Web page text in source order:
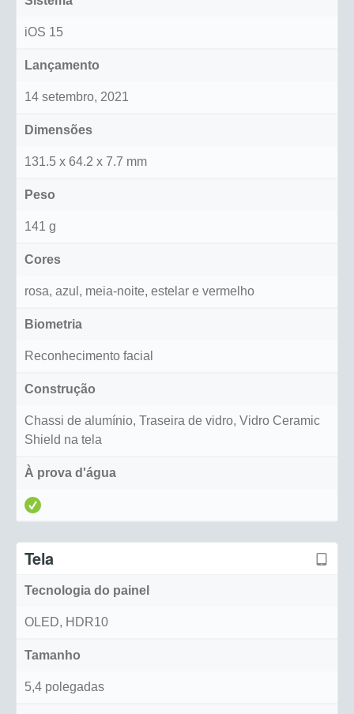
iOS 15
Lançamento
14 setembro, 2021
Dimensões
131.5 x 64.2 x 7.7 mm
Peso
141 g
Cores
rosa, azul, meia-noite, estelar e vermelho
Biometria
Reconhecimento facial
Construção
Chassi de alumínio, Traseira de vidro, Vidro Ceramic
Shield na tela
À prova d'água
Tela
Tecnologia do painel
OLED, HDR10
Tamanho
5,4 polegadas